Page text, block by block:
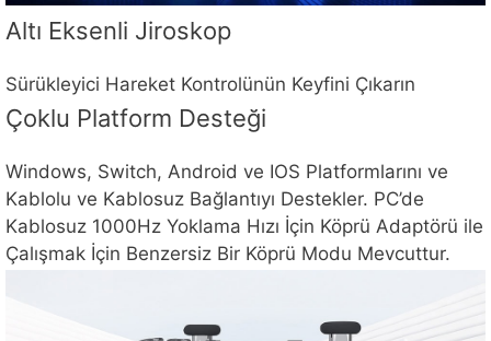
Altı Eksenli Jiroskop
Sürükleyici Hareket Kontrolünün Keyfini Çıkarın
Çoklu Platform Desteği
Windows, Switch, Android ve IOS Platformlarını ve
Kablolu ve Kablosuz Bağlantıyı Destekler. PC’de
Kablosuz 1000Hz Yoklama Hızı İçin Köprü Adaptörü ile
Çalışmak İçin Benzersiz Bir Köprü Modu Mevcuttur.